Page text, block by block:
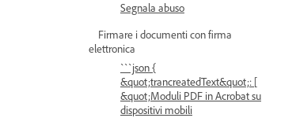
Segnala abuso
Firmare i documenti con firma
elettronica
```json {
&quot;trancreatedText&quot;: [
&quot;Moduli PDF in Acrobat su
dispositivi mobili